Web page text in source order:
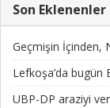
Son Eklenenler
Geçmişin İçinden,
Lefkoşa’da bugün
UBP-DP araziyi